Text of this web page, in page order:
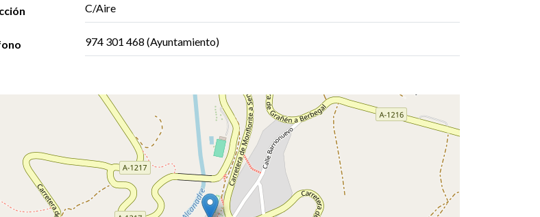
C/Aire
974 301 468 (Ayuntamiento)